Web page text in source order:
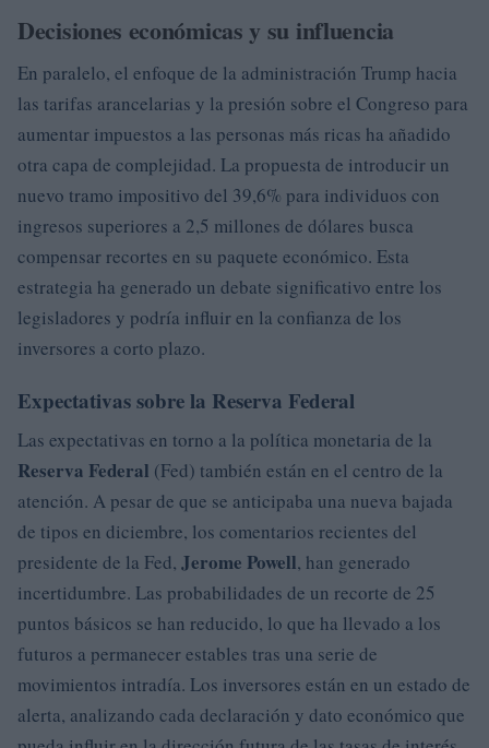
Decisiones económicas y su influencia
En paralelo, el enfoque de la administración Trump hacia
las tarifas arancelarias y la presión sobre el Congreso para
aumentar impuestos a las personas más ricas ha añadido
otra capa de complejidad. La propuesta de introducir un
nuevo tramo impositivo del 39,6% para individuos con
ingresos superiores a 2,5 millones de dólares busca
compensar recortes en su paquete económico. Esta
estrategia ha generado un debate significativo entre los
legisladores y podría influir en la confianza de los
inversores a corto plazo.
Expectativas sobre la Reserva Federal
Las expectativas en torno a la política monetaria de la
Reserva Federal (Fed) también están en el centro de la
atención. A pesar de que se anticipaba una nueva bajada
de tipos en diciembre, los comentarios recientes del
presidente de la Fed, Jerome Powell, han generado
incertidumbre. Las probabilidades de un recorte de 25
puntos básicos se han reducido, lo que ha llevado a los
futuros a permanecer estables tras una serie de
movimientos intradía. Los inversores están en un estado de
alerta, analizando cada declaración y dato económico que